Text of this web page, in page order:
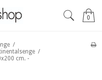
0
/
/
cm. -